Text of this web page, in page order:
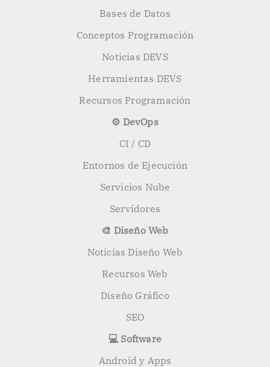
Bases de Datos
Conceptos Programación
Noticias DEVS
Herramientas DEVS
Recursos Programación
⚙️ DevOps
CI / CD
Entornos de Ejecución
Servicios Nube
Servidores
🎨 Diseño Web
Noticias Diseño Web
Recursos Web
Diseño Gráfico
SEO
💻 Software
Android y Apps